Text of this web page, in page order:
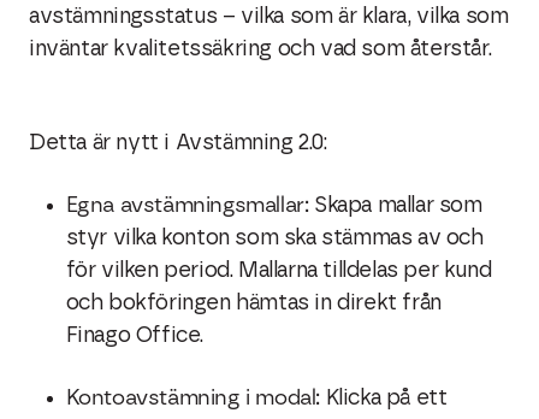
avstämningsstatus – vilka som är klara, vilka som
inväntar kvalitetssäkring och vad som återstår.
Detta är nytt i Avstämning 2.0:
Egna avstämningsmallar: Skapa mallar som
styr vilka konton som ska stämmas av och
för vilken period. Mallarna tilldelas per kund
och bokföringen hämtas in direkt från
Finago Office.
Kontoavstämning i modal: Klicka på ett